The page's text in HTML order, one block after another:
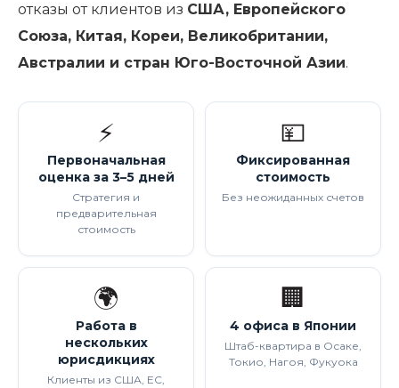
отказы от клиентов из США, Европейского
Союза, Китая, Кореи, Великобритании,
Австралии и стран Юго-Восточной Азии.
⚡
Первоначальная
оценка за 3–5 дней
Стратегия и
предварительная
стоимость
💴
Фиксированная
стоимость
Без неожиданных счетов
🌍
Работа в
нескольких
юрисдикциях
Клиенты из США, ЕС,
🏢
4 офиса в Японии
Штаб-квартира в Осаке,
Токио, Нагоя, Фукуока